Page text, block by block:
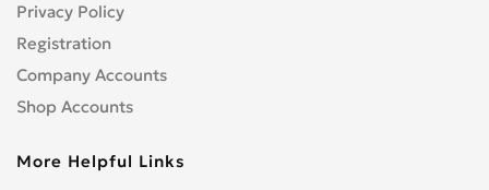
Privacy Policy
Registration
Company Accounts
Shop Accounts
More Helpful Links